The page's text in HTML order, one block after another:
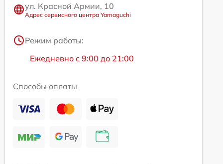
ул. Красной Армии, 10
Адрес сервисного центра Yamaguchi
Режим работы:
Ежедневно с 9:00 до 21:00
Способы оплаты